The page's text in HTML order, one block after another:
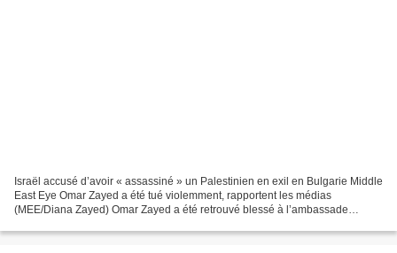
Israël accusé d’avoir « assassiné » un Palestinien en exil en Bulgarie Middle
East Eye Omar Zayed a été tué violemment, rapportent les médias
(MEE/Diana Zayed) Omar Zayed a été retrouvé blessé à l’ambassade